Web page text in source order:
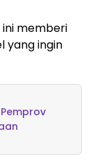
memberi
yang ingin